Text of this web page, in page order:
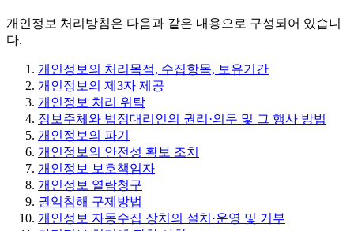
개인정보 처리방침은 다음과 같은 내용으로 구성되어 있습니
다.
개인정보의 처리목적, 수집항목, 보유기간
개인정보의 제3자 제공
개인정보 처리 위탁
정보주체와 법정대리인의 권리·의무 및 그 행사 방법
개인정보의 파기
개인정보의 안전성 확보 조치
개인정보 보호책임자
개인정보 열람청구
권익침해 구제방법
개인정보 자동수집 장치의 설치·운영 및 거부